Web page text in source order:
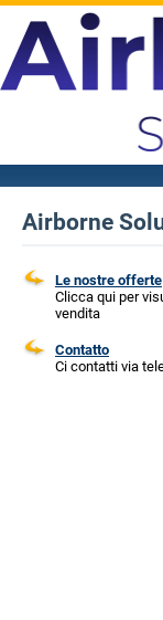
Airborne
Le nostre offerte
Clicca qui per
vendita
Contatto
Ci contatti via